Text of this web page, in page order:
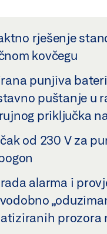
rješenje
kovčegu
punjiva
puštanje u
priključka
od 230 V za
alarma i
prozora